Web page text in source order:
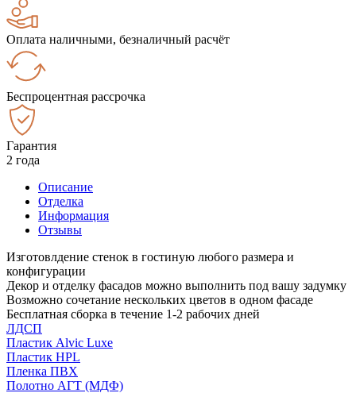
Оплата наличными, безналичный расчёт
Беспроцентная рассрочка
Гарантия
2 года
Описание
Отделка
Информация
Отзывы
Изготовлдение стенок в гостиную любого размера и
конфигурации
Декор и отделку фасадов можно выполнить под вашу задумку
Возможно сочетание нескольких цветов в одном фасаде
Бесплатная сборка в течение 1-2 рабочих дней
ЛДСП
Пластик Alvic Luxe
Пластик HPL
Пленка ПВХ
Полотно АГТ (МДФ)